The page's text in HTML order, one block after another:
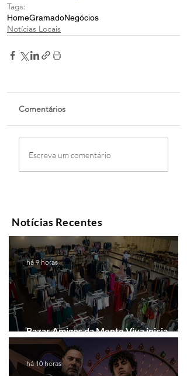
Tags:
HomeGramadoNegócios
Notícias Locais
Comentários
Escreva um comentário
Notícias Recentes
Bazar Amigos da Mente Viva inicia
arrecadação em Gramado e Canela
há 9 horas
há 10 horas